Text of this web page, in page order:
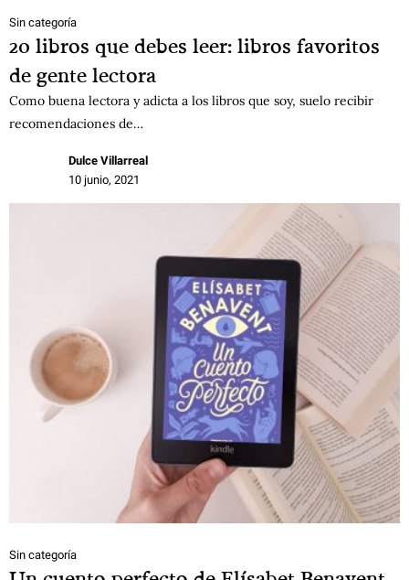
Sin categoría
20 libros que debes leer: libros favoritos
de gente lectora
Como buena lectora y adicta a los libros que soy, suelo recibir
recomendaciones de…
Dulce Villarreal
10 junio, 2021
Sin categoría